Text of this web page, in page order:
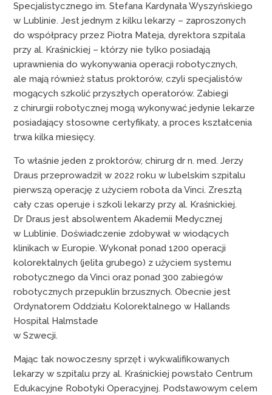
Specjalistycznego im. Stefana Kardynała Wyszyńskiego
w Lublinie. Jest jednym z kilku lekarzy – zaproszonych
do współpracy przez Piotra Mateja, dyrektora szpitala
przy al. Kraśnickiej – którzy nie tylko posiadają
uprawnienia do wykonywania operacji robotycznych,
ale mają również status proktorów, czyli specjalistów
mogących szkolić przyszłych operatorów. Zabiegi
z chirurgii robotycznej mogą wykonywać jedynie lekarze
posiadający stosowne certyfikaty, a proces kształcenia
trwa kilka miesięcy.
To właśnie jeden z proktorów, chirurg dr n. med. Jerzy
Draus przeprowadził w 2022 roku w lubelskim szpitalu
pierwszą operację z użyciem robota da Vinci. Zresztą
cały czas operuje i szkoli lekarzy przy al. Kraśnickiej.
Dr Draus jest absolwentem Akademii Medycznej
w Lublinie. Doświadczenie zdobywał w wiodących
klinikach w Europie. Wykonał ponad 1200 operacji
kolorektalnych (jelita grubego) z użyciem systemu
robotycznego da Vinci oraz ponad 300 zabiegów
robotycznych przepuklin brzusznych. Obecnie jest
Ordynatorem Oddziału Kolorektalnego w Hallands
Hospital Halmstade
w Szwecji.
Mając tak nowoczesny sprzęt i wykwalifikowanych
lekarzy w szpitalu przy al. Kraśnickiej powstało Centrum
Edukacyjne Robotyki Operacyjnej. Podstawowym celem